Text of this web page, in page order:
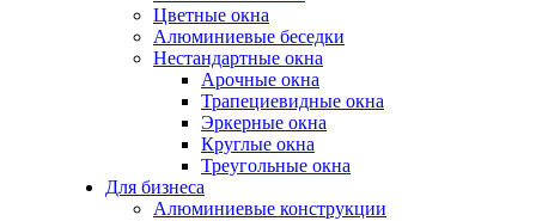
Цветные окна
Алюминиевые беседки
Нестандартные окна
Арочные окна
Трапециевидные окна
Эркерные окна
Круглые окна
Треугольные окна
Для бизнеса
Алюминиевые конструкции